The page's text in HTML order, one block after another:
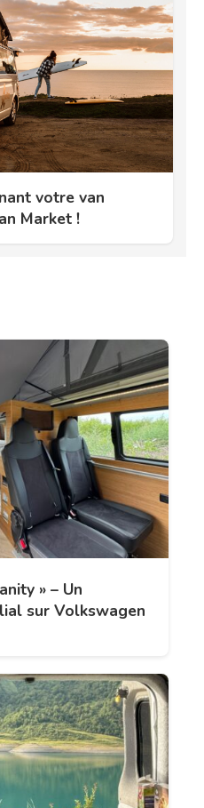
votre van
Market !
» – Un
sur Volkswagen